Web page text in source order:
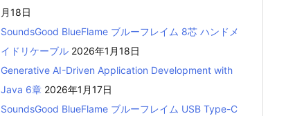
月18日
SoundsGood BlueFlame ブルーフレイム 8芯 ハンドメ
イドリケーブル 2026年1月18日
Generative AI-Driven Application Development with
Java 6章 2026年1月17日
SoundsGood BlueFlame ブルーフレイム USB Type-C